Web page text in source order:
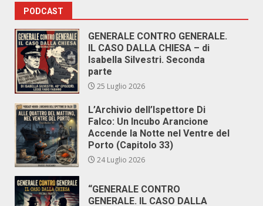
PODCAST
GENERALE CONTRO GENERALE.
IL CASO DALLA CHIESA – di
Isabella Silvestri. Seconda
parte
25 Luglio 2026
L’Archivio dell’Ispettore Di
Falco: Un Incubo Arancione
Accende la Notte nel Ventre del
Porto (Capitolo 33)
24 Luglio 2026
“GENERALE CONTRO
GENERALE. IL CASO DALLA